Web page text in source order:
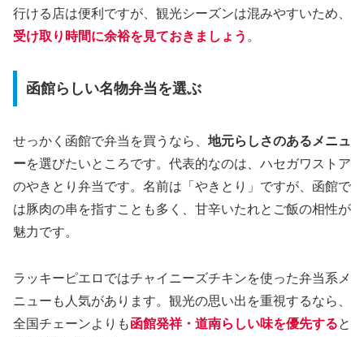
行ける店は便利ですが、観光シーズンは混みやすいため、
受け取り時間に余裕を見ておきましょう 。
函館らしい名物弁当を選ぶ
せっかく函館で弁当を買うなら、 地元らしさのあるメニュ
ーを選びたいところです。代表的なのは、ハセガワストア
のやきとり弁当です。名前は「やきとり」ですが、函館で
は豚肉の串を指すことも多く、甘辛いたれとご飯の相性が
魅力です。
ラッキーピエロではチャイニーズチキンを使った弁当系メ
ニューも人気があります。観光の思い出を重視するなら、
全国チェーンよりも函館発祥・道南らしい味を優先すると